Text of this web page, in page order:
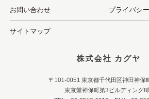
お問い合わせ プライバシ
サイトマップ
株式会社 カグヤ
〒101-0051 東京都千代田区神田神保
東京堂神保町第3ビルディング8